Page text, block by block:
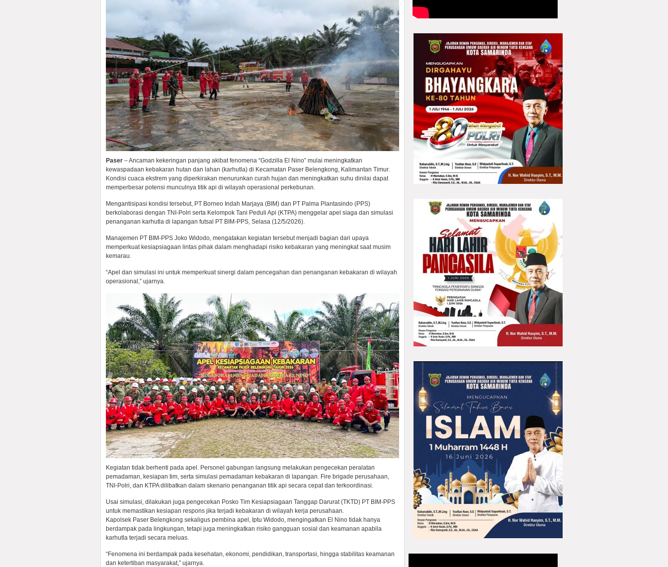
Paser – Ancaman kekeringan panjang akibat fenomena “Godzilla El Nino” mulai meningkatkan
kewaspadaan kebakaran hutan dan lahan (karhutla) di Kecamatan Paser Belengkong, Kalimantan Timur.
Kondisi cuaca ekstrem yang diperkirakan menurunkan curah hujan dan meningkatkan suhu dinilai dapat
memperbesar potensi munculnya titik api di wilayah operasional perkebunan.
Mengantisipasi kondisi tersebut, PT Borneo Indah Marjaya (BIM) dan PT Palma Plantasindo (PPS)
berkolaborasi dengan TNI-Polri serta Kelompok Tani Peduli Api (KTPA) menggelar apel siaga dan simulasi
penanganan karhutla di lapangan futsal PT BIM-PPS, Selasa (12/5/2026).
Manajemen PT BIM-PPS Joko Widodo, mengatakan kegiatan tersebut menjadi bagian dari upaya
memperkuat kesiapsiagaan lintas pihak dalam menghadapi risiko kebakaran yang meningkat saat musim
kemarau.
“Apel dan simulasi ini untuk memperkuat sinergi dalam pencegahan dan penanganan kebakaran di wilayah
operasional,” ujarnya.
Kegiatan tidak berhenti pada apel. Personel gabungan langsung melakukan pengecekan peralatan
pemadaman, kesiapan tim, serta simulasi pemadaman kebakaran di lapangan. Fire brigade perusahaan,
TNI-Polri, dan KTPA dilibatkan dalam skenario penanganan titik api secara cepat dan terkoordinasi.
Usai simulasi, dilakukan juga pengecekan Posko Tim Kesiapsiagaan Tanggap Darurat (TKTD) PT BIM-PPS
untuk memastikan kesiapan respons jika terjadi kebakaran di wilayah kerja perusahaan.
Kapolsek Paser Belengkong sekaligus pembina apel, Iptu Widodo, mengingatkan El Nino tidak hanya
berdampak pada lingkungan, tetapi juga meningkatkan risiko gangguan sosial dan keamanan apabila
karhutla terjadi secara meluas.
“Fenomena ini berdampak pada kesehatan, ekonomi, pendidikan, transportasi, hingga stabilitas keamanan
dan ketertiban masyarakat,” ujarnya.